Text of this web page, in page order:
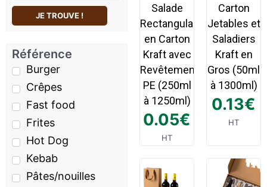
JE TROUVE !
Référence
Burger
Crêpes
Fast food
Frites
Hot Dog
Kebab
Pâtes/nouilles
Salade
Rectangulaires
en Carton
Kraft avec
Revêtement
PE (250ml
à 1250ml)
0.05€
HT
Carton
Jetables et
Saladiers
Kraft en
Gros (50ml
à 1300ml)
0.13€
HT